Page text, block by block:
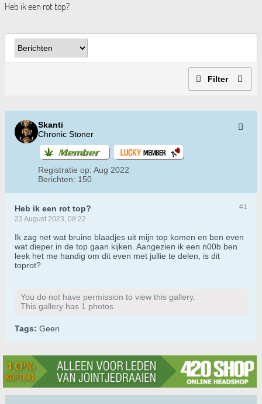
Heb ik een rot top?
Filter
Skanti
Chronic Stoner
Registratie op: Aug 2022
Berichten: 150
#1
Heb ik een rot top?
23 August 2023, 08:22
Ik zag net wat bruine blaadjes uit mijn top komen en ben even
wat dieper in de top gaan kijken. Aangezien ik een n00b ben
leek het me handig om dit even met jullie te delen, is dit
toprot?
You do not have permission to view this gallery.
This gallery has 1 photos.
Tags: Geen